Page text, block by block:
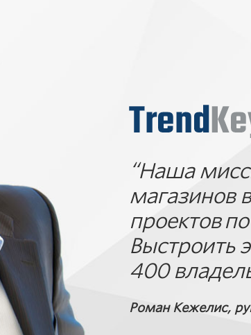
“Наша
магазинов
проектов
Выстроить
400
Роман Кежелис,